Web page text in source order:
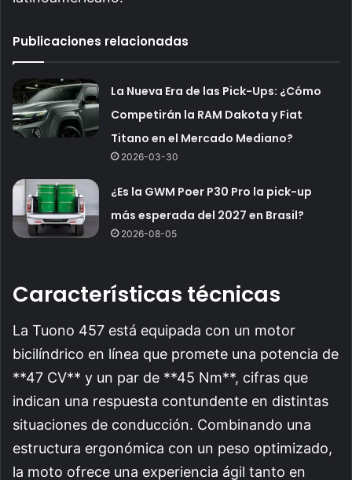
Publicaciones relacionadas
La Nueva Era de las Pick-Ups: ¿Cómo
Competirán la RAM Dakota y Fiat
Titano en el Mercado Mediano?
2026-03-30
¿Es la GWM Poer P30 Pro la pick-up
más esperada del 2027 en Brasil?
2026-08-05
Características técnicas
La Tuono 457 está equipada con un motor
bicilíndrico en línea que promete una potencia de
**47 CV** y un par de **45 Nm**, cifras que
indican una respuesta contundente en distintas
situaciones de conducción. Combinando una
estructura ergonómica con un peso optimizado,
la moto ofrece una experiencia ágil tanto en